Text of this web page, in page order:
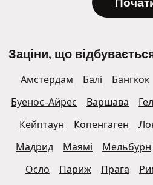
Заціни, що
Амстердам Балі Бангкок
Буенос-Айрес
Варшава
Кейптаун
Копенгаген
Мадрид
Маямі Мельбурн
Осло
Париж Прага